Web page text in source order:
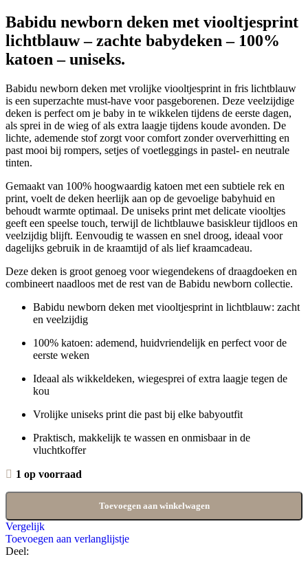
Babidu newborn deken met viooltjesprint
lichtblauw – zachte babydeken – 100%
katoen – uniseks.
Babidu newborn deken met vrolijke viooltjesprint in fris lichtblauw
is een superzachte must-have voor pasgeborenen. Deze veelzijdige
deken is perfect om je baby in te wikkelen tijdens de eerste dagen,
als sprei in de wieg of als extra laagje tijdens koude avonden. De
lichte, ademende stof zorgt voor comfort zonder oververhitting en
past mooi bij rompers, setjes of voetleggings in pastel- en neutrale
tinten.
Gemaakt van 100% hoogwaardig katoen met een subtiele rek en
print, voelt de deken heerlijk aan op de gevoelige babyhuid en
behoudt warmte optimaal. De uniseks print met delicate viooltjes
geeft een speelse touch, terwijl de lichtblauwe basiskleur tijdloos en
veelzijdig blijft. Eenvoudig te wassen en snel droog, ideaal voor
dagelijks gebruik in de kraamtijd of als lief kraamcadeau.
Deze deken is groot genoeg voor wiegendekens of draagdoeken en
combineert naadloos met de rest van de Babidu newborn collectie.
Babidu newborn deken met viooltjesprint in lichtblauw: zacht
en veelzijdig
100% katoen: ademend, huidvriendelijk en perfect voor de
eerste weken
Ideaal als wikkeldeken, wiegesprei of extra laagje tegen de
kou
Vrolijke uniseks print die past bij elke babyoutfit
Praktisch, makkelijk te wassen en onmisbaar in de
vluchtkoffer
1 op voorraad
Toevoegen aan winkelwagen
Vergelijk
Toevoegen aan verlanglijstje
Deel: